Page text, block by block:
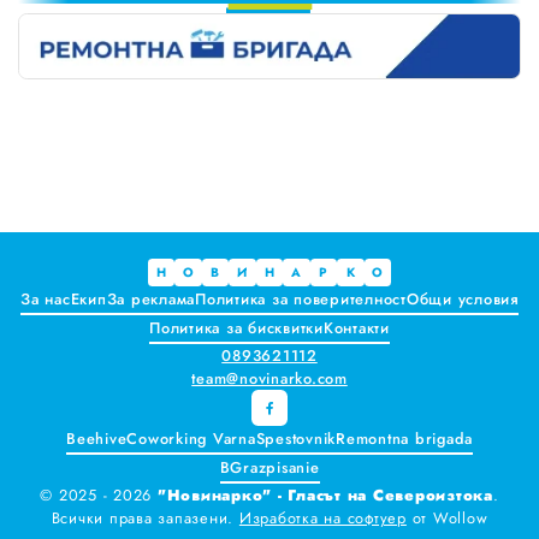
Шумен
Търговище
Добрич
2
3
Н О В И Н А Р К О
За насЕкипЗа рекламаПолитика за поверителностОбщи условия
Политика за бисквиткиКонтакти
0893621112
team@novinarko.com
BeehiveCoworking VarnaSpestovnikRemontna brigada
BGrazpisanie
© 2025 - 2026 "Новинарко" - Гласът на Североизтока.
Всички права запазени. Изработка на софтуер от Wollow